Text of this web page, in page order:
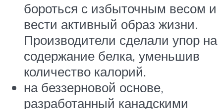
бороться с избыточным весом и
вести активный образ жизни.
Производители сделали упор на
содержание белка, уменьшив
количество калорий.
на беззерновой основе,
разработанный канадскими